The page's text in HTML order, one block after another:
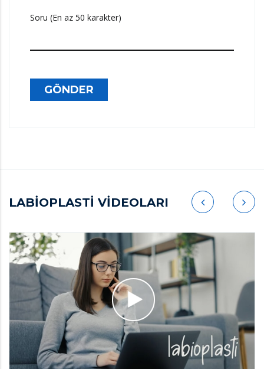
Soru (En az 50 karakter)
GÖNDER
LABİOPLASTİ VİDEOLARI